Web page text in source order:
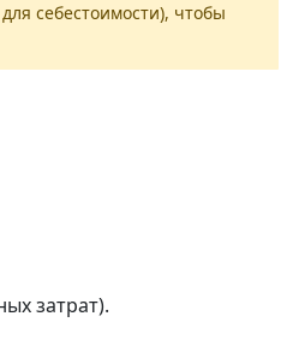
для себестоимости), чтобы
затрат).